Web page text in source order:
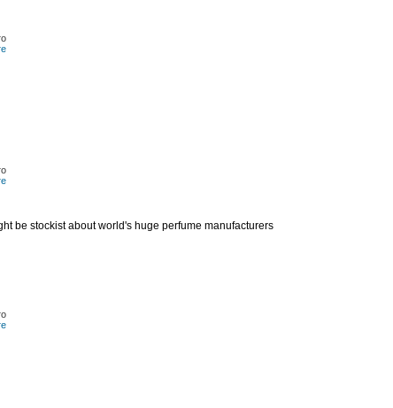
be stockist about world's huge perfume manufacturers